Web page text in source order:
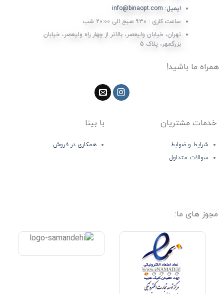
ایمیل: info@binaopt.com
ساعت کاری : ۹:۳۰ صبح الی 20:00 شب
تهران، خیابان ولیعصر، بالاتر از چهار راه ولیعصر، خیابان
بزرگمهر، پلاک 5
همراه ما باشید!
خدمات مشتریان
شرایط و ضوابط
سوالات متداول
با بینا
همکاری در فروش
مجوز های ما: